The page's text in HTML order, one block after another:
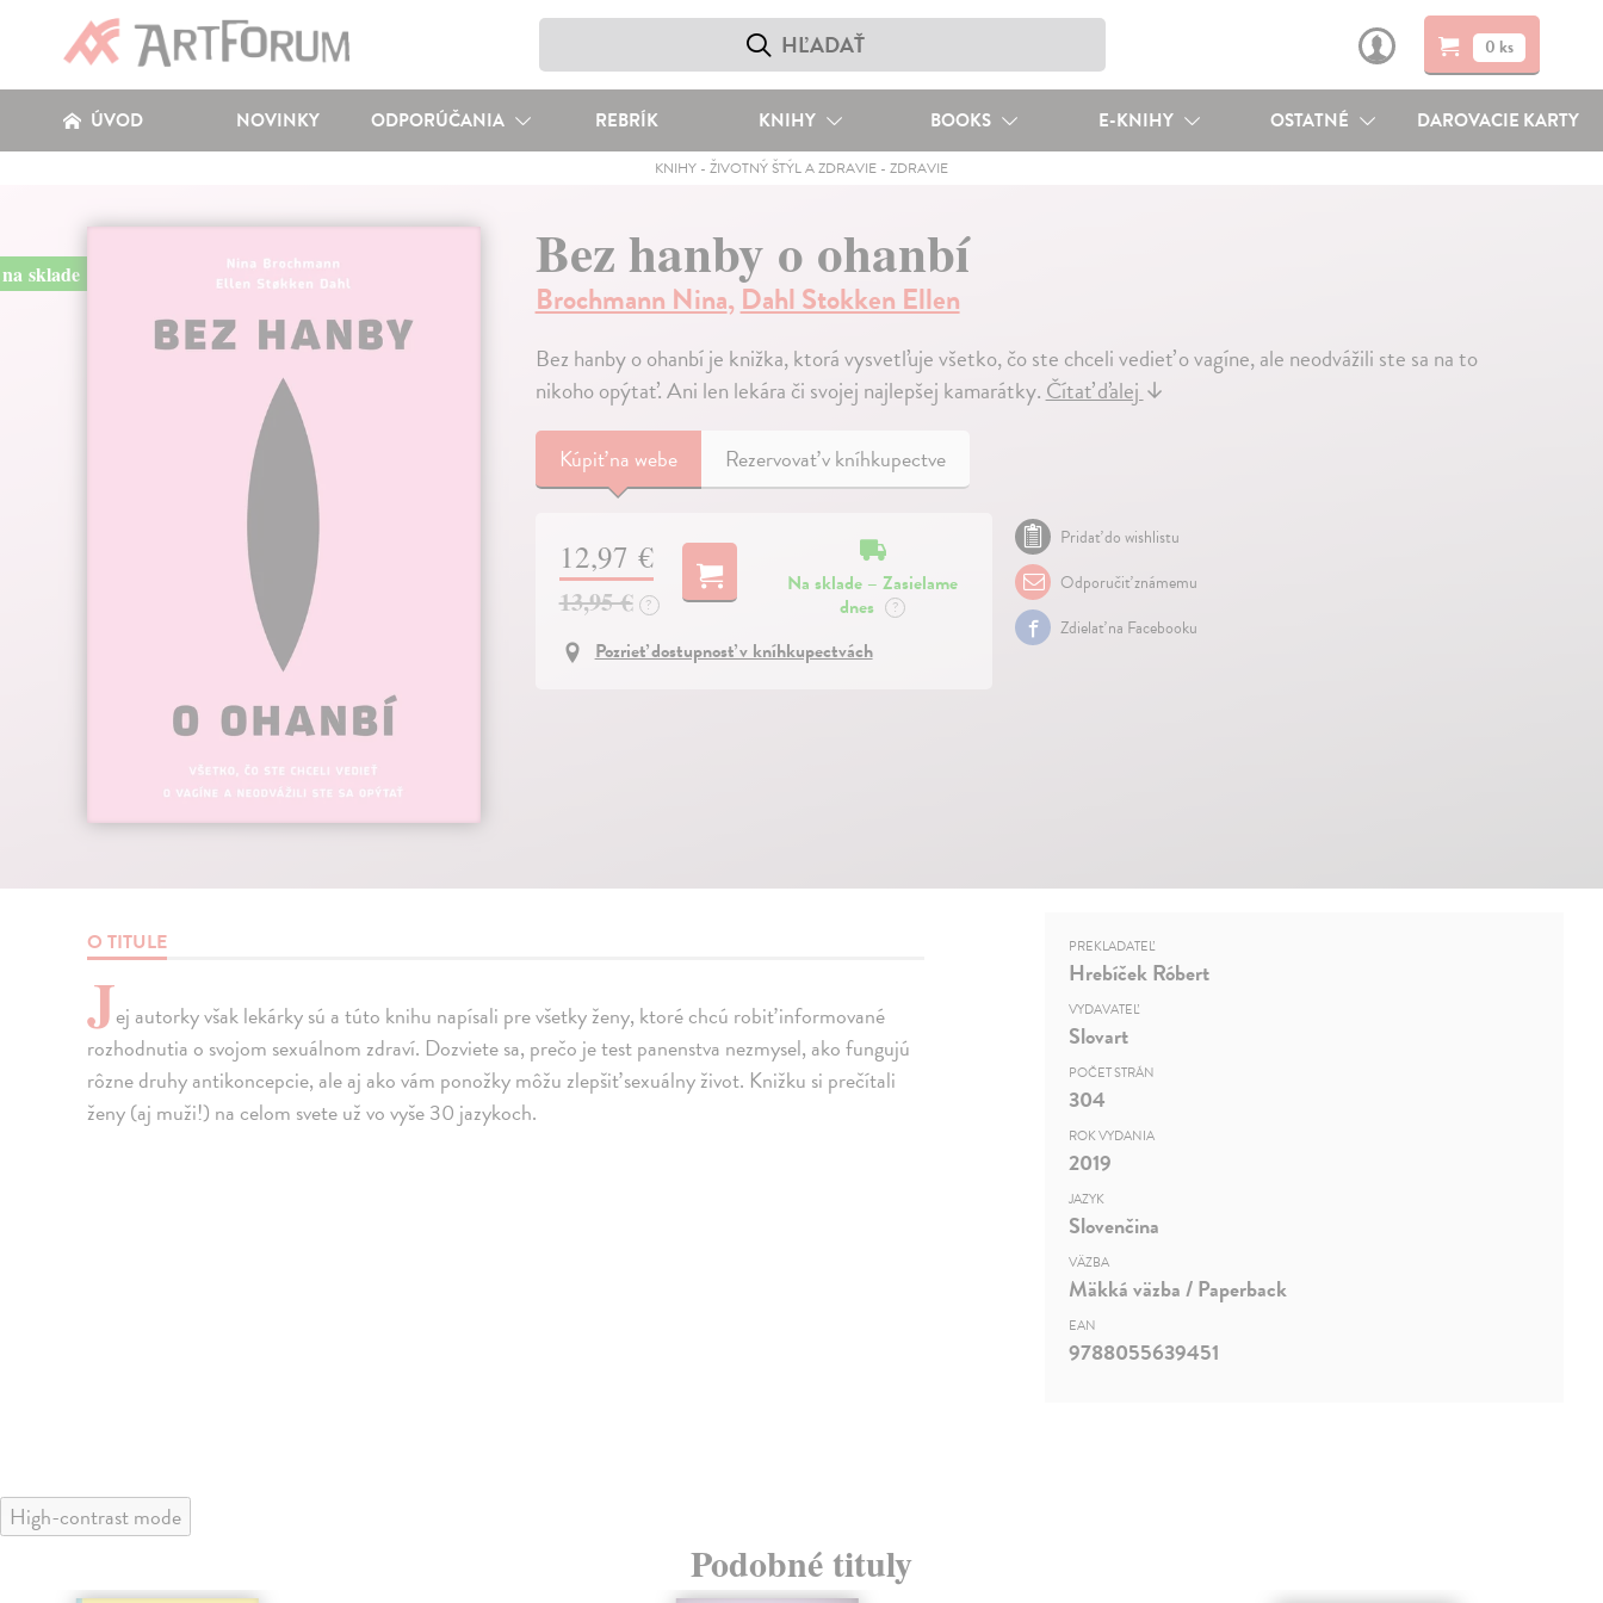
0 ks
ÚVOD NOVINKY ODPORÚČANIA REBRÍK KNIHY BOOKS E-KNIHY OSTATNÉ DAROVACIE KARTY
KNIHY- ŽIVOTNÝ ŠTÝL A ZDRAVIE- ZDRAVIE
na sklade Bez hanby o ohanbí
Brochmann Nina,Dahl Stokken Ellen
Bez hanby o ohanbí je knižka, ktorá vysvetľuje všetko, čo ste chceli vedieť o vagíne, ale neodvážili ste sa na to
nikoho opýtať. Ani len lekára či svojej najlepšej kamarátky.Čítať ďalej↓
Kúpiťna webe Rezervovať v kníhkupectve
12,97 €
13,95 € ?
Na sklade – Zasielame
dnes
?
Pozrieť dostupnosť v kníhkupectvách
Pridať do wishlistu
Odporučiť známemu
Zdielať na Facebooku
O TITULE
Jej autorky však lekárky sú a túto knihu napísali pre všetky ženy, ktoré chcú robiť informované
rozhodnutia o svojom sexuálnom zdraví. Dozviete sa, prečo je test panenstva nezmysel, ako fungujú
rôzne druhy antikoncepcie, ale aj ako vám ponožky môžu zlepšiť sexuálny život. Knižku si prečítali
ženy (aj muži!) na celom svete už vo vyše 30 jazykoch.
PREKLADATEĽ
Hrebíček Róbert
VYDAVATEĽ
Slovart
POČET STRÁN
304
ROK VYDANIA
2019
JAZYK
Slovenčina
VÄZBA
Mäkká väzba / Paperback
EAN
9788055639451
High-contrast mode
Podobné tituly